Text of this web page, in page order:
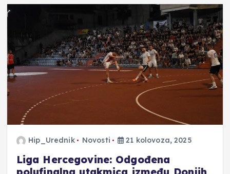
Hip_Urednik Novosti 21 kolovoza, 2025
Liga Hercegovine: Odgođena